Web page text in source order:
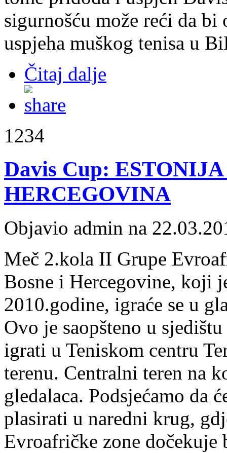
sigurnošću može reći da
uspjeha muškog tenisa u
Čitaj dalje
1234
Davis Cup:
HERCEGOVINA
Objavio admin na
Meč 2.kola II Grupe
Bosne i Hercegovine, koji
2010.godine, igraće se u
Ovo je saopšteno u
igrati u Teniskom centru
terenu. Centralni teren na
gledalaca. Podsjećamo da
plasirati u naredni krug,
Evroafričke zone